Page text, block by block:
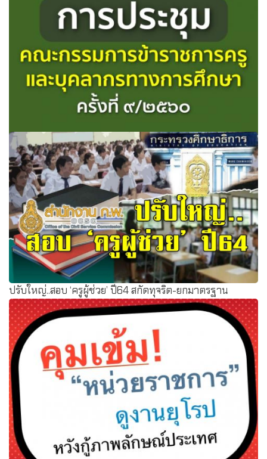
การประชุมคณะกรรมการข้าราชการครูและบุคลากรทางการ
ศึกษา ครั้งที่ ๙/๒๕๖๐
ปรับใหญ่..สอบ ‘ครูผู้ช่วย’ ปี64 สกัดทุจริต-ยกมาตรฐาน
ข้อสอบ??